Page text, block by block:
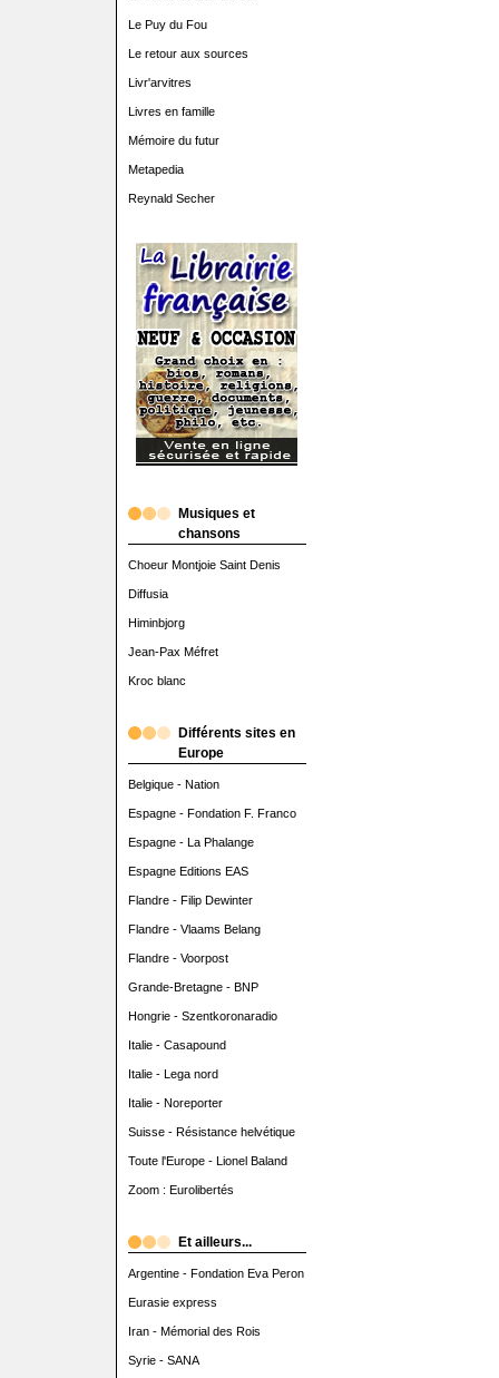
Le Puy du Fou
Le retour aux sources
Livr'arvitres
Livres en famille
Mémoire du futur
Metapedia
Reynald Secher
Musiques et
chansons
Choeur Montjoie Saint Denis
Diffusia
Himinbjorg
Jean-Pax Méfret
Kroc blanc
Différents sites en
Europe
Belgique - Nation
Espagne - Fondation F. Franco
Espagne - La Phalange
Espagne Editions EAS
Flandre - Filip Dewinter
Flandre - Vlaams Belang
Flandre - Voorpost
Grande-Bretagne - BNP
Hongrie - Szentkoronaradio
Italie - Casapound
Italie - Lega nord
Italie - Noreporter
Suisse - Résistance helvétique
Toute l'Europe - Lionel Baland
Zoom : Eurolibertés
Et ailleurs...
Argentine - Fondation Eva Peron
Eurasie express
Iran - Mémorial des Rois
Syrie - SANA